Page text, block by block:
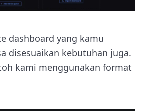
dashboard yang kamu
disesuaikan kebutuhan juga.
kami menggunakan format